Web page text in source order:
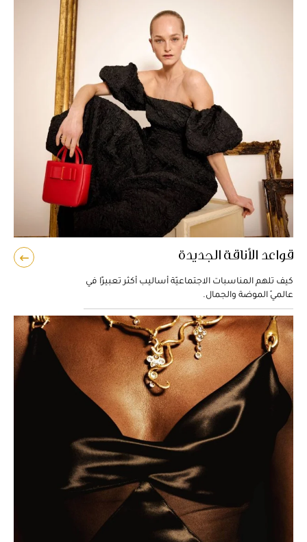
قواعد الأناقة الجديدة
كيف تلهم المناسبات الاجتماعيّة أساليب أكثر تعبيرًا في
عالميّ الموضة والجمال.
6 آب 2026